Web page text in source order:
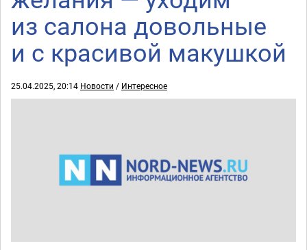
из салона довольные
и с красивой макушкой
25.04.2025, 20:14 Новости / Интересное